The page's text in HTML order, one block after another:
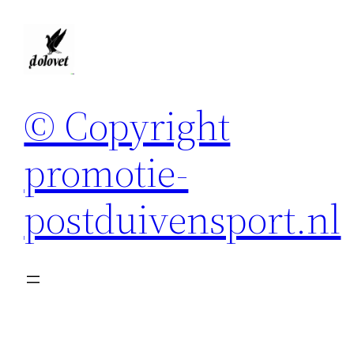
© Copyright
promotie-
postduivensport.nl